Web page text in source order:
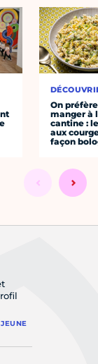
On préfère
manger à
cantine :
aux
façon
JEUNE